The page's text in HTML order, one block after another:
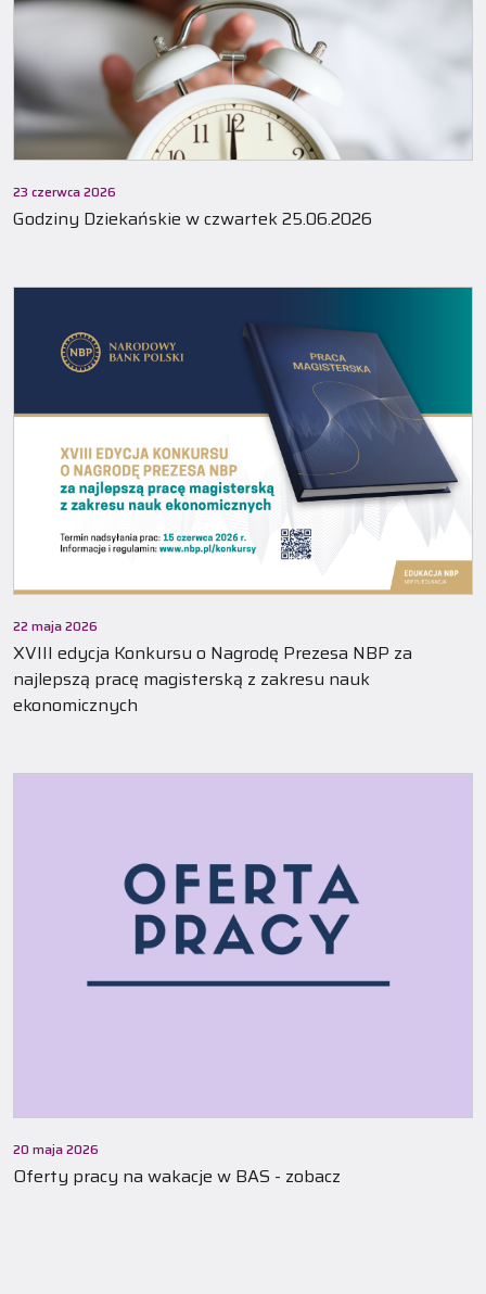
23 czerwca 2026
Godziny Dziekańskie w czwartek 25.06.2026
22 maja 2026
XVIII edycja Konkursu o Nagrodę Prezesa NBP za
najlepszą pracę magisterską z zakresu nauk
ekonomicznych
20 maja 2026
Oferty pracy na wakacje w BAS - zobacz